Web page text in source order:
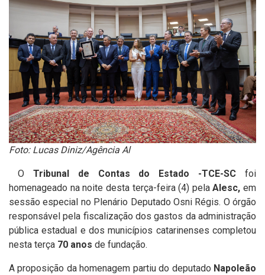
Foto: Lucas Diniz/Agência Al
O Tribunal de Contas do Estado -TCE-SC foi
homenageado na noite desta terça-feira (4) pelaAlesc, em
sessão especial no Plenário Deputado Osni Régis. O órgão
responsável pela fiscalização dos gastos da administração
pública estadual e dos municípios catarinenses completou
nesta terça 70 anos de fundação.
A proposição da homenagem partiu do deputado Napoleão